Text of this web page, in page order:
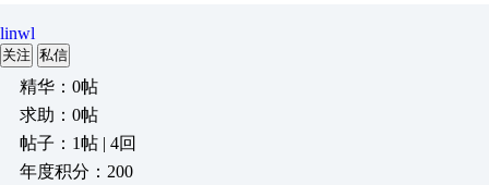
linwl
关注 私信
精华：0帖
求助：0帖
帖子：1帖 | 4回
年度积分：200